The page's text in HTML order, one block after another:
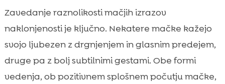
Zavedanje raznolikosti mačjih izrazov
naklonjenosti je ključno. Nekatere mačke kažejo
svojo ljubezen z drgnjenjem in glasnim predejem,
druge pa z bolj subtilnimi gestami. Obe formi
vedenja, ob pozitivnem splošnem počutju mačke,